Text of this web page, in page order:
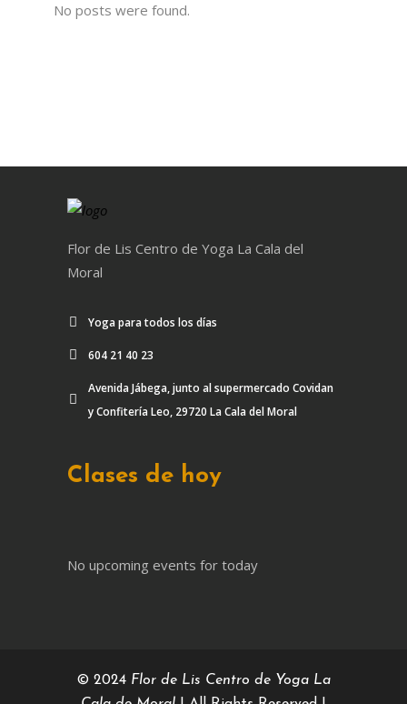
No posts were found.
Flor de Lis Centro de Yoga La Cala del
Moral
Yoga para todos los días
604 21 40 23
Avenida Jábega, junto al supermercado Covidan
y Confitería Leo, 29720 La Cala del Moral
Clases de hoy
No upcoming events for today
© 2024 Flor de Lis Centro de Yoga La